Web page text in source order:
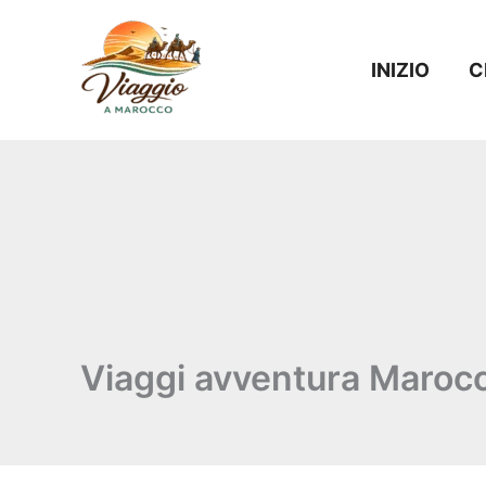
contenuto
INIZIO
Viaggi avventura